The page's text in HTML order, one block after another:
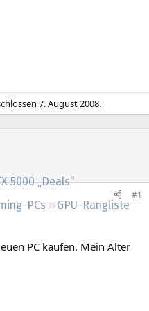
5000 „Deals“
PCs
GPU-Rangliste
7. August 2008.
#1
PC kaufen. Mein Alter